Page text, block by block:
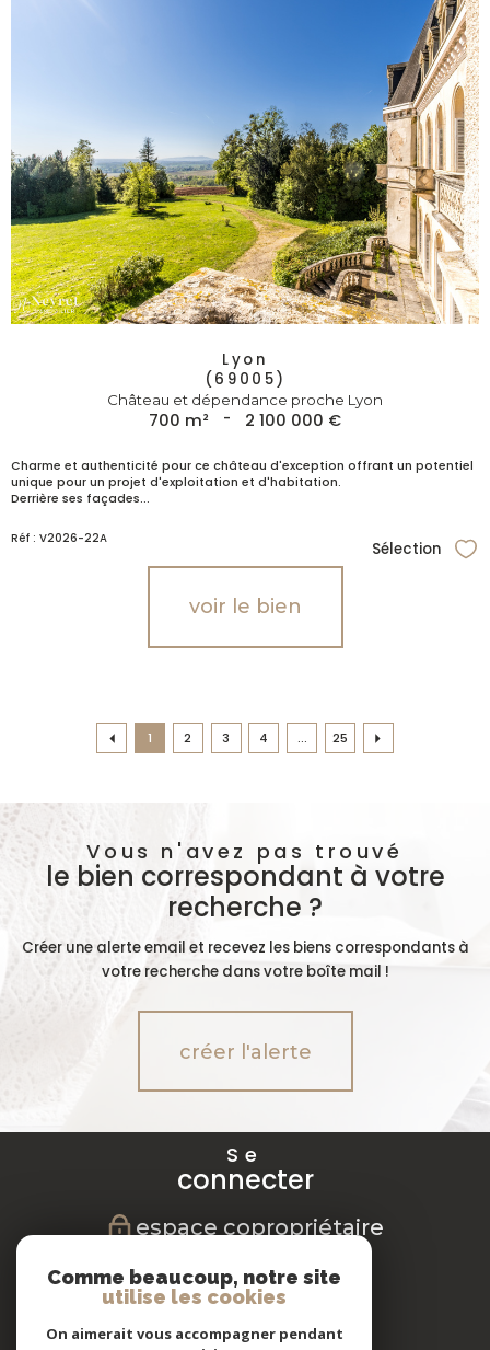
Lyon
(69005)
Château et dépendance proche Lyon
700 m² - 2 100 000 €
Charme et authenticité pour ce château d'exception offrant un potentiel
unique pour un projet d'exploitation et d'habitation.
Derrière ses façades...
Réf : V2026-22A
Sélection
voir le bien
1 2 3 4 ... 25
Vous n'avez pas trouvé
le bien correspondant à votre
recherche ?
Créer une alerte email et recevez les biens correspondants à
votre recherche dans votre boîte mail !
créer l'alerte
Se
connecter
espace copropriétaire
Nous
suivre
Comme beaucoup, notre site
utilise les cookies
On aimerait vous accompagner pendant